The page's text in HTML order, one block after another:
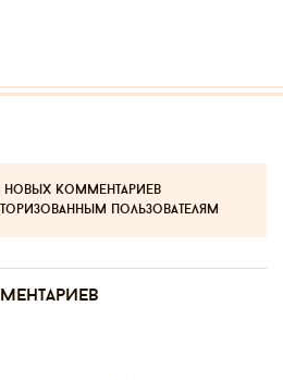
новых комментариев
пользователям